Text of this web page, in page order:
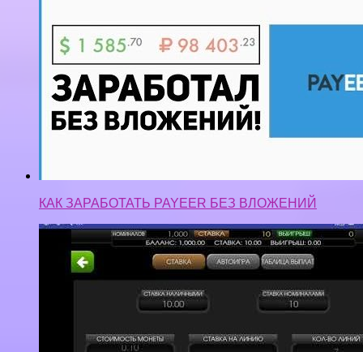
КАК ЗАРАБОТАТЬ PAYEER БЕЗ ВЛОЖЕНИЙ